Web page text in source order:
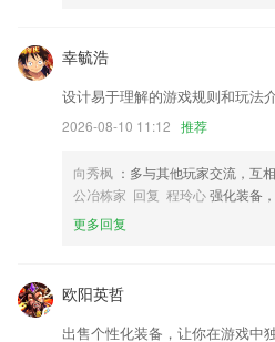
2.天气现象形象的介绍了所有的天气现
暴风雪、闪电，通过详细的语音讲解，
背景小知识。
3.豌豆告警，可以将任何可疑的信息一
的安全隐患
4.并且学以致用去和同学们一起创造新
去学习，便捷掌握。
6.·支持文字、语音以及拍照等方式快
备考压力
幸毓浩
设计易于理解的游戏规则和玩法介
2026-08-10 11:12 推荐
向秀枫 ：多与其他玩家交流，互
公冶栋家 回复 程玲心强化装备
更多回复
欧阳英哲
出售个性化装备，让你在游戏中